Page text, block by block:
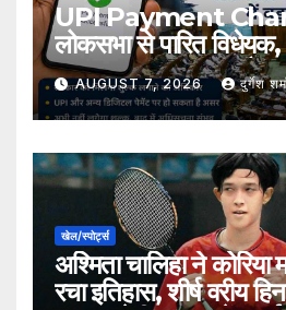
UPI Payment
लोकसभा से पारित
भुगतान पर लग सकता है
AUGUST 7, 2026 दुर्गेश
खेल/स्पोर्ट्स
अश्मिता चालिहा ने
रचा इतिहास, शीर्ष वरीय